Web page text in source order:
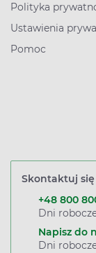
Polityka
Ustawienia
Pomoc
Skontaktuj
+48 800
Dni
Napisz do
Dni